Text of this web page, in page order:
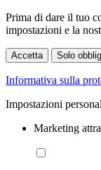
Prima di dare il tuo
impostazioni e la
Accetta Solo
Informativa sulla
Impostazioni
Marketing